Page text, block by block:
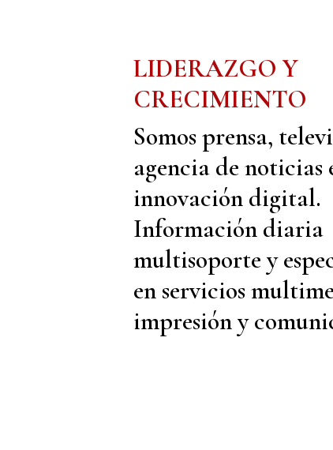
LIDERAZGO Y
CRECIMIENTO
Somos prensa,
agencia de noticias
innovación digital.
Información diaria
multisoporte y
en servicios
impresión y